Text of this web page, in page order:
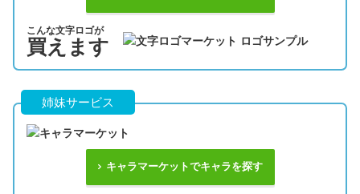
こんな文字ロゴが
買えます
姉妹サービス
キャラマーケットでキャラを探す